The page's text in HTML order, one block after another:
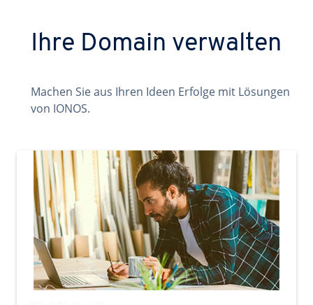
Ihre Domain verwalten
Machen Sie aus Ihren Ideen Erfolge mit Lösungen
von IONOS.